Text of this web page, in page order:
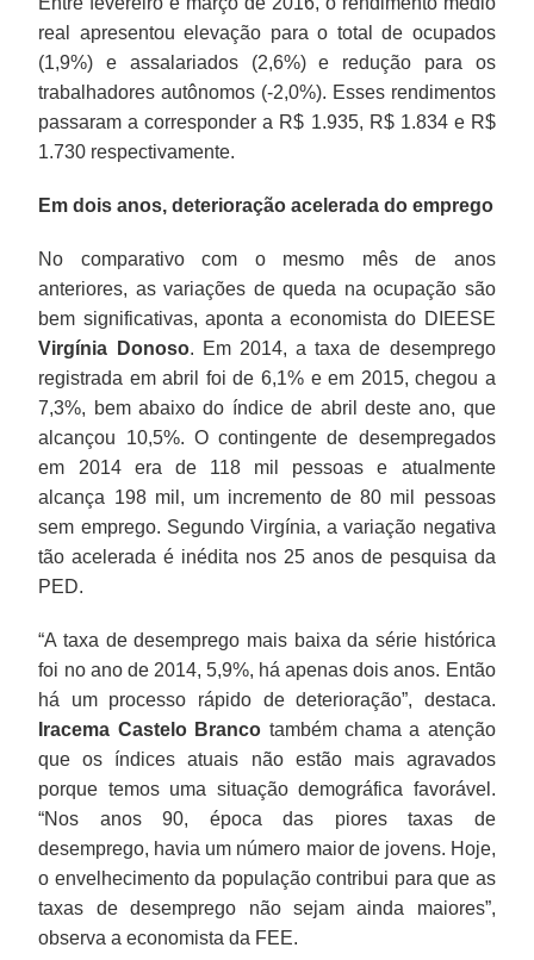
real apresentou elevação para o total de ocupados
(1,9%) e assalariados (2,6%) e redução para os
trabalhadores autônomos (-2,0%). Esses rendimentos
passaram a corresponder a R$ 1.935, R$ 1.834 e R$
1.730 respectivamente.
Em dois anos, deterioração acelerada do emprego
No comparativo com o mesmo mês de anos
anteriores, as variações de queda na ocupação são
bem significativas, aponta a economista do DIEESE
Virgínia Donoso. Em 2014, a taxa de desemprego
registrada em abril foi de 6,1% e em 2015, chegou a
7,3%, bem abaixo do índice de abril deste ano, que
alcançou 10,5%. O contingente de desempregados
em 2014 era de 118 mil pessoas e atualmente
alcança 198 mil, um incremento de 80 mil pessoas
sem emprego. Segundo Virgínia, a variação negativa
tão acelerada é inédita nos 25 anos de pesquisa da
PED.
“A taxa de desemprego mais baixa da série histórica
foi no ano de 2014, 5,9%, há apenas dois anos. Então
há um processo rápido de deterioração”, destaca.
Iracema Castelo Branco também chama a atenção
que os índices atuais não estão mais agravados
porque temos uma situação demográfica favorável.
“Nos anos 90, época das piores taxas de
desemprego, havia um número maior de jovens. Hoje,
o envelhecimento da população contribui para que as
taxas de desemprego não sejam ainda maiores”,
observa a economista da FEE.